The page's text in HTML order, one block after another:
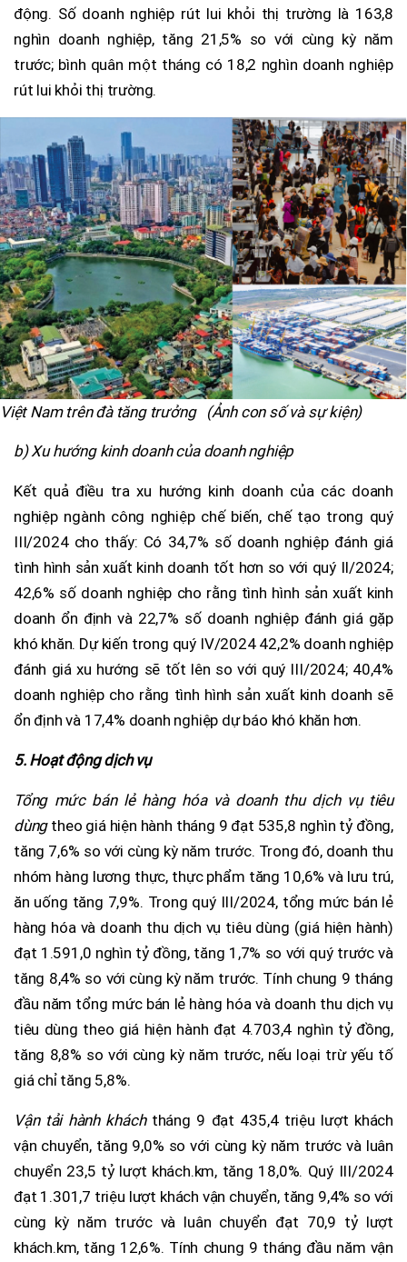
động. Số doanh nghiệp rút lui khỏi thị trường là 163,8
nghìn doanh nghiệp, tăng 21,5% so với cùng kỳ năm
trước; bình quân một tháng có 18,2 nghìn doanh nghiệp
rút lui khỏi thị trường.
Việt Nam trên đà tăng trưởng (Ảnh con số và sự kiện)
b) Xu hướng kinh doanh của doanh nghiệp
Kết quả điều tra xu hướng kinh doanh của các doanh
nghiệp ngành công nghiệp chế biến, chế tạo trong quý
III/2024 cho thấy: Có 34,7% số doanh nghiệp đánh giá
tình hình sản xuất kinh doanh tốt hơn so với quý II/2024;
42,6% số doanh nghiệp cho rằng tình hình sản xuất kinh
doanh ổn định và 22,7% số doanh nghiệp đánh giá gặp
khó khăn. Dự kiến trong quý IV/2024 42,2% doanh nghiệp
đánh giá xu hướng sẽ tốt lên so với quý III/2024; 40,4%
doanh nghiệp cho rằng tình hình sản xuất kinh doanh sẽ
ổn định và 17,4% doanh nghiệp dự báo khó khăn hơn.
5. Hoạt động dịch vụ
Tổng mức bán lẻ hàng hóa và doanh thu dịch vụ tiêu
dùngtheo giá hiện hành tháng 9 đạt 535,8 nghìn tỷ đồng,
tăng 7,6% so với cùng kỳ năm trước. Trong đó, doanh thu
nhóm hàng lương thực, thực phẩm tăng 10,6% và lưu trú,
ăn uống tăng 7,9%. Trong quý III/2024, tổng mức bán lẻ
hàng hóa và doanh thu dịch vụ tiêu dùng (giá hiện hành)
đạt 1.591,0 nghìn tỷ đồng, tăng 1,7% so với quý trước và
tăng 8,4% so với cùng kỳ năm trước. Tính chung 9 tháng
đầu năm tổng mức bán lẻ hàng hóa và doanh thu dịch vụ
tiêu dùng theo giá hiện hành đạt 4.703,4 nghìn tỷ đồng,
tăng 8,8% so với cùng kỳ năm trước, nếu loại trừ yếu tố
giá chỉ tăng 5,8%.
Vận tải hành khách tháng 9 đạt 435,4 triệu lượt khách
vận chuyển, tăng 9,0% so với cùng kỳ năm trước và luân
chuyển 23,5 tỷ lượt khách.km, tăng 18,0%. Quý III/2024
đạt 1.301,7 triệu lượt khách vận chuyển, tăng 9,4% so với
cùng kỳ năm trước và luân chuyển đạt 70,9 tỷ lượt
khách.km, tăng 12,6%. Tính chung 9 tháng đầu năm vận